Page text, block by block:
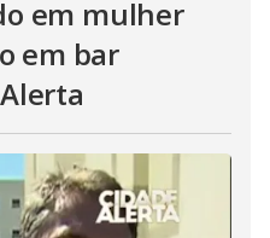
em mulher
em bar